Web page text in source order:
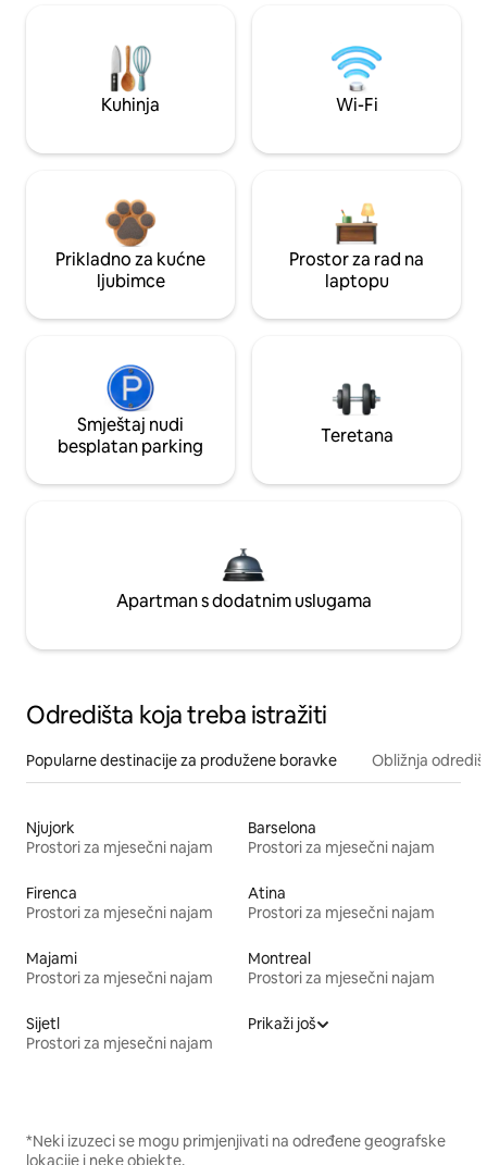
Kuhinja Wi-Fi
Prikladno za kućne
ljubimce
Prostor za rad na
laptopu
Smještaj nudi
besplatan parking
Teretana
Apartman s dodatnim uslugama
Odredišta koja treba istražiti
Popularne destinacije za produžene boravke Obližnja
Njujork
Prostori za mjesečni najam
Barselona
Prostori za mjesečni najam
Firenca
Prostori za mjesečni najam
Atina
Prostori za mjesečni najam
Majami
Prostori za mjesečni najam
Montreal
Prostori za mjesečni najam
Sijetl
Prostori za mjesečni najam
Prikaži još
*Neki izuzeci se mogu primjenjivati na određene geografske
lokacije i neke objekte.